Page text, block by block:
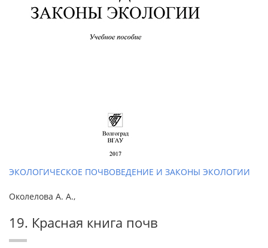
ЭКОЛОГИЧЕСКОЕ ПОЧВОВЕДЕНИЕ И ЗАКОНЫ ЭКОЛОГИИ
Околелова А. А.,
19. Красная книга почв